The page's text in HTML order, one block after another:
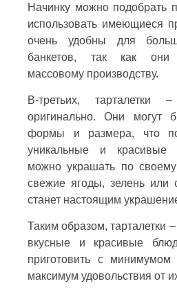
Начинку можно подобрать
использовать имеющиеся
очень удобны для
банкетов, так как они
массовому производству.
В-третьих,
оригинально. Они могут
формы и размера, что
уникальные и красивые
можно украшать по
свежие ягоды, зелень или
станет настоящим
Таким образом, тарталетки
вкусные и красивые
приготовить с
максимум удовольствия от